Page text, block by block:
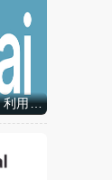
IIFL Capital 与 Flytxt 合作，利用代理式 AI 推动资产管理规模的可持续增长